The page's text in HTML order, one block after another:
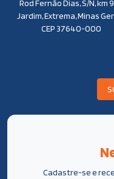
Rod Fernão Dias, S/N, km
Jardim, Extrema, Minas
CEP 37640-000
Cadastre-se e